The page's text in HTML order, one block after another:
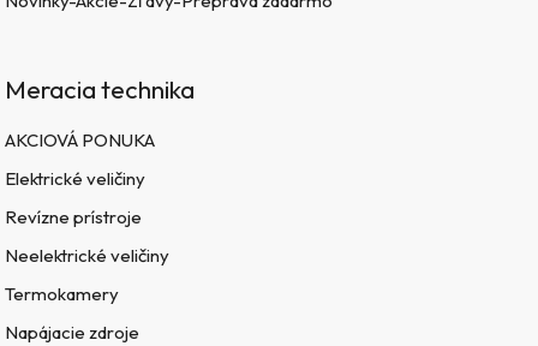
Meracia technika
AKCIOVÁ PONUKA
Elektrické veličiny
Revízne prístroje
Neelektrické veličiny
Termokamery
Napájacie zdroje